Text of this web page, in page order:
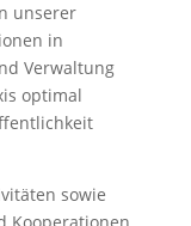
unserer
in
Verwaltung
optimal
sowie